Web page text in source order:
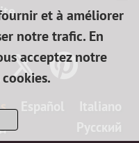
et à améliorer
notre trafic. En
acceptez notre